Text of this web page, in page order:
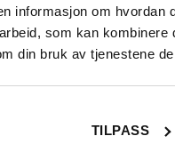
informasjon om
som kan
din bruk av tjenestene
TILPASS
med hjernen